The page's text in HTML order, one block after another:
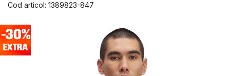
Cod articol: 1389823-847